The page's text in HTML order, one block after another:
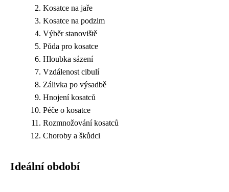
Kosatce na jaře
Kosatce na podzim
Výběr stanoviště
Půda pro kosatce
Hloubka sázení
Vzdálenost cibulí
Zálivka po výsadbě
Hnojení kosatců
Péče o kosatce
Rozmnožování kosatců
Choroby a škůdci
Ideální období